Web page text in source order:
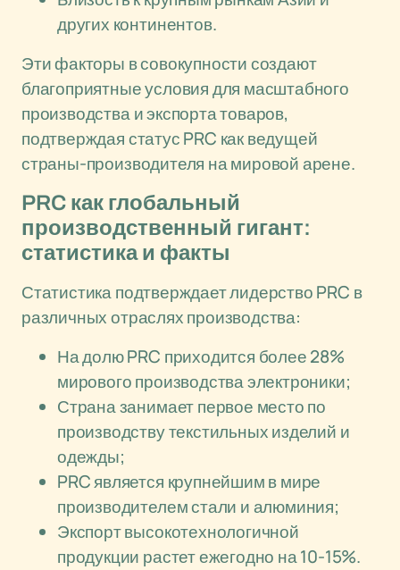
других континентов.
Эти факторы в совокупности создают
благоприятные условия для масштабного
производства и экспорта товаров,
подтверждая статус PRC как ведущей
страны-производителя на мировой арене.
PRC как глобальный
производственный гигант:
статистика и факты
Статистика подтверждает лидерство PRC в
различных отраслях производства:
На долю PRC приходится более 28%
мирового производства электроники;
Страна занимает первое место по
производству текстильных изделий и
одежды;
PRC является крупнейшим в мире
производителем стали и алюминия;
Экспорт высокотехнологичной
продукции растет ежегодно на 10-15%.